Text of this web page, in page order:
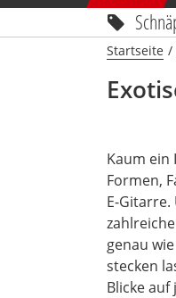
Startseite /
Kaum
Formen,
E-Gitarre.
genau
stecken
Blicke